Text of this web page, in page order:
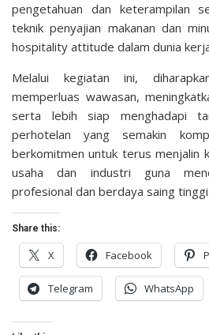
pengetahuan dan keterampilan
teknik penyajian makanan dan
hospitality attitude dalam dunia
Melalui kegiatan ini,
memperluas wawasan,
serta lebih siap menghadapi
perhotelan yang semakin
berkomitmen untuk terus menjalin
usaha dan industri guna
profesional dan berdaya saing tinggi.
Share this:
X Facebook
Telegram WhatsApp